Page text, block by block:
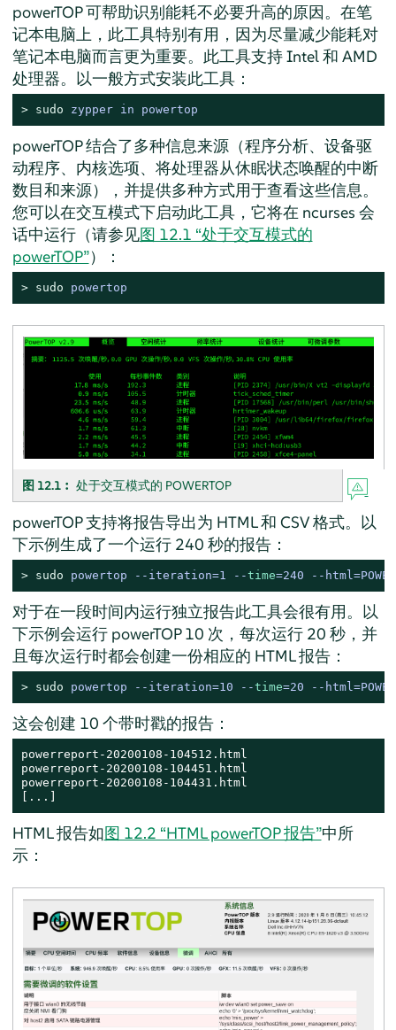
powerTOP 可帮助识别能耗不必要升高的原因。在笔
记本电脑上，此工具特别有用，因为尽量减少能耗对
笔记本电脑而言更为重要。此工具支持 Intel 和 AMD
处理器。以一般方式安装此工具：
> sudo zypper in powertop
powerTOP 结合了多种信息来源（程序分析、设备驱
动程序、内核选项、将处理器从休眠状态唤醒的中断
数目和来源），并提供多种方式用于查看这些信息。
您可以在交互模式下启动此工具，它将在 ncurses 会
话中运行（请参见图 12.1 “处于交互模式的
powerTOP”）：
> sudo powertop
图 12.1︰ 处于交互模式的 POWERTOP
powerTOP 支持将报告导出为 HTML 和 CSV 格式。以
下示例生成了一个运行 240 秒的报告：
> sudo powertop --iteration=1 --time=240 --
对于在一段时间内运行独立报告此工具会很有用。以
下示例会运行 powerTOP 10 次，每次运行 20 秒，并
且每次运行时都会创建一份相应的 HTML 报告：
> sudo powertop --iteration=10 --time=20 --
这会创建 10 个带时戳的报告：
powerreport-20200108-104512.html
powerreport-20200108-104451.html
powerreport-20200108-104431.html
[...]
HTML 报告如图 12.2 “HTML powerTOP 报告”中所
示：